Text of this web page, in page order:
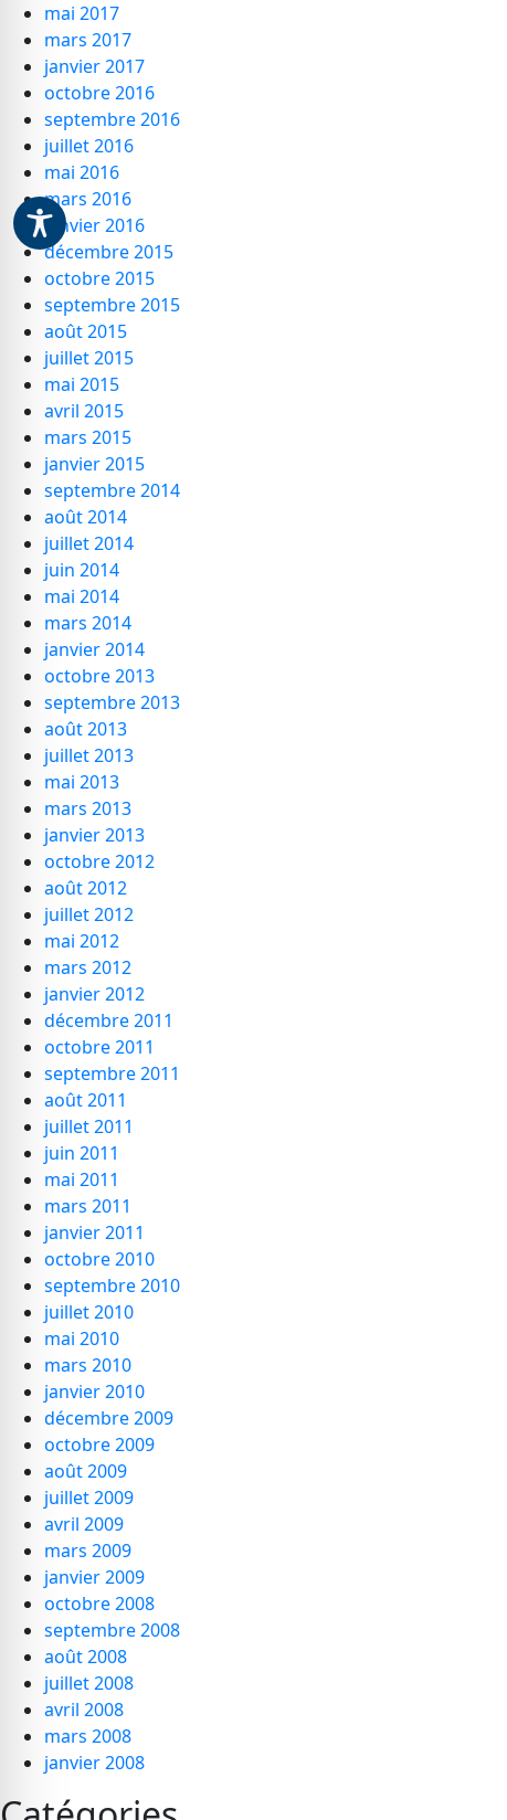
mai 2017
mars 2017
janvier 2017
octobre 2016
septembre 2016
juillet 2016
mai 2016
mars 2016
janvier 2016
décembre 2015
octobre 2015
septembre 2015
août 2015
juillet 2015
mai 2015
avril 2015
mars 2015
janvier 2015
septembre 2014
août 2014
juillet 2014
juin 2014
mai 2014
mars 2014
janvier 2014
octobre 2013
septembre 2013
août 2013
juillet 2013
mai 2013
mars 2013
janvier 2013
octobre 2012
août 2012
juillet 2012
mai 2012
mars 2012
janvier 2012
décembre 2011
octobre 2011
septembre 2011
août 2011
juillet 2011
juin 2011
mai 2011
mars 2011
janvier 2011
octobre 2010
septembre 2010
juillet 2010
mai 2010
mars 2010
janvier 2010
décembre 2009
octobre 2009
août 2009
juillet 2009
avril 2009
mars 2009
janvier 2009
octobre 2008
septembre 2008
août 2008
juillet 2008
avril 2008
mars 2008
janvier 2008